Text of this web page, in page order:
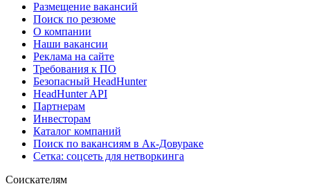
Размещение вакансий
Поиск по резюме
О компании
Наши вакансии
Реклама на сайте
Требования к ПО
Безопасный HeadHunter
HeadHunter API
Партнерам
Инвесторам
Каталог компаний
Поиск по вакансиям в Ак-Довураке
Сетка: соцсеть для нетворкинга
Соискателям